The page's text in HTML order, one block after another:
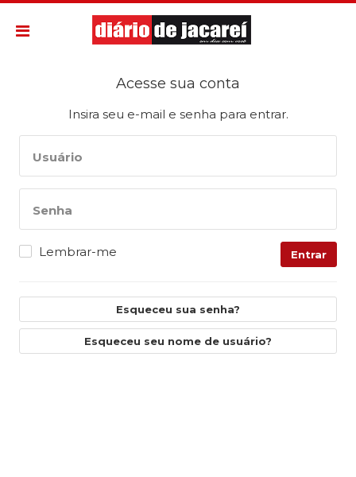
Acesse sua conta
Insira seu e-mail e senha para entrar.
Usuário
Senha
Lembrar-me Entrar
Esqueceu sua senha?
Esqueceu seu nome de usuário?